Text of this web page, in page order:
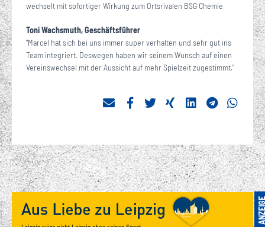
wechselt mit sofortiger Wirkung zum Ortsrivalen BSG Chemie.
Toni Wachsmuth, Geschäftsführer
"Marcel hat sich bei uns immer super verhalten und sehr gut ins
Team integriert. Deswegen haben wir seinem Wunsch auf einen
Vereinswechsel mit der Aussicht auf mehr Spielzeit zugestimmt."